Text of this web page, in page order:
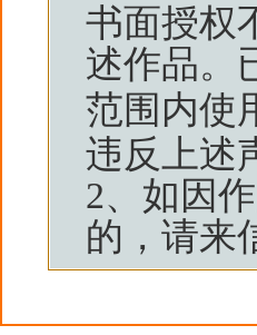
书面授权
述作品。
范围内使
违反上述
2、如因
的，请来